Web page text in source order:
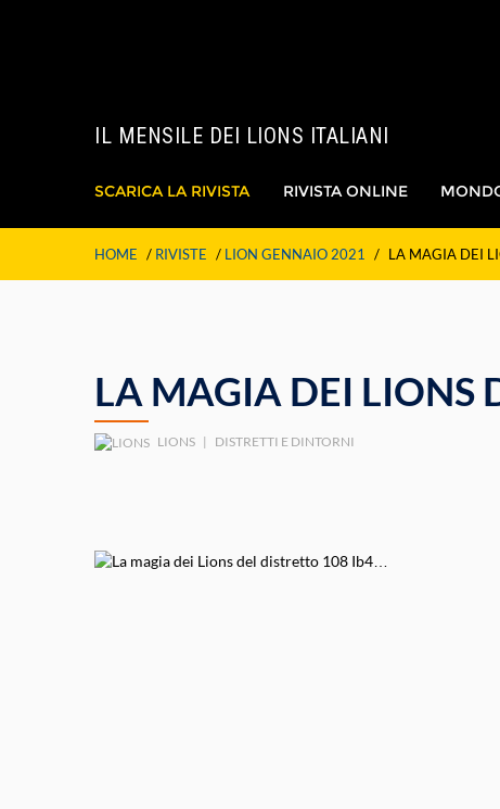
IL MENSILE DEI LIONS ITALIANI
SCARICA LA RIVISTA RIVISTA ONLINE
HOME / RIVISTE / LION GENNAIO 2021 / LA MAGIA DEI
LA MAGIA DEI LIONS
LIONS | DISTRETTI E DINTORNI